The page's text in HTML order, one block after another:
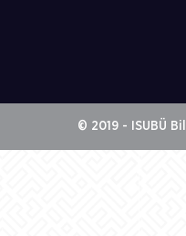
© 2019 - ISUBÜ